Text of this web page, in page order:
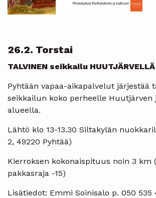
26.2. Torstai
TALVINEN seikkailu HUUTJÄRVELLÄ
Pyhtään vapaa-aikapalvelut järjestää
seikkailun koko perheelle Huutjärven
alueella.
Lähtö klo 13-13.30 Siltakylän
2, 49220 Pyhtää)
Kierroksen kokonaispituus noin 3 km
pakkasraja -15)
Lisätiedot: Emmi Soinisalo p. 050 535